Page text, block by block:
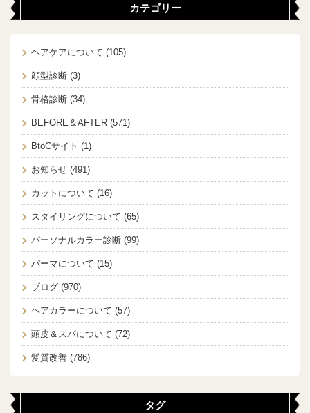
カテゴリー
ヘアケアについて (105)
顔型診断 (3)
骨格診断 (34)
BEFORE＆AFTER (571)
BtoCサイト (1)
お知らせ (491)
カットについて (16)
スタイリングについて (65)
パーソナルカラー診断 (99)
パーマについて (15)
ブログ (970)
ヘアカラーについて (57)
頭皮＆スパについて (72)
髪質改善 (786)
タグ